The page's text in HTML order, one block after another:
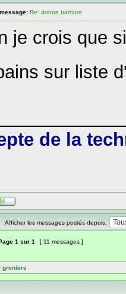
Re: donne barnum
je crois que
sur liste
de la
Afficher les messages postés depuis:
1 sur 1 [ 11 messages ]
greniers